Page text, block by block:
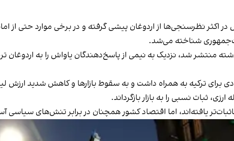
اکثر نظرسنجی‌ها از اردوغان پیشی گرفته و در برخی موارد حتی از
شناخته می‌شد.
برای ترکیه به همراه داشت و به سقوط بازارها و کاهش شدید ارزش
ثبات نسبی را به بازار بازگرداند.
یافته‌اند، اما اقتصاد کشور همچنان در برابر تنش‌های